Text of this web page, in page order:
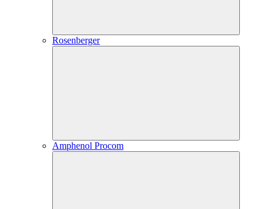
Rosenberger
Amphenol Procom